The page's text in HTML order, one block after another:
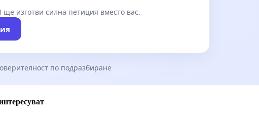
изготви силна петиция вместо вас.
по подразбиране